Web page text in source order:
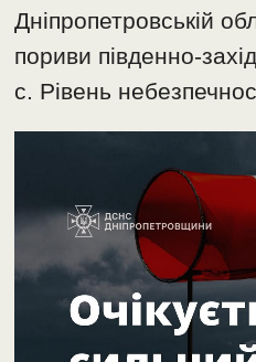
Дніпропетровській
пориви південно-
с. Рівень